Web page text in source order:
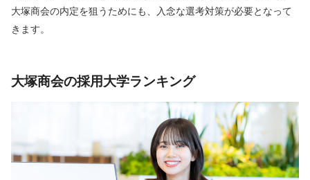
大塚商会の内定を狙うためにも、入念な選考対策が必要となって
きます。
大塚商会の採用大学ランキング